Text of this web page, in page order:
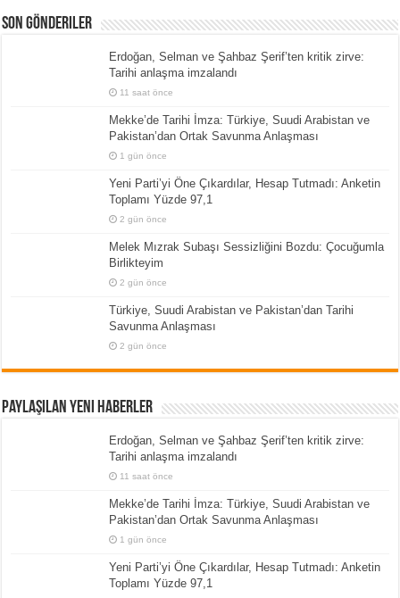
Son Gönderiler
Erdoğan, Selman ve Şahbaz Şerif’ten kritik zirve:
Tarihi anlaşma imzalandı
11 saat önce
Mekke’de Tarihi İmza: Türkiye, Suudi Arabistan ve
Pakistan’dan Ortak Savunma Anlaşması
1 gün önce
Yeni Parti’yi Öne Çıkardılar, Hesap Tutmadı: Anketin
Toplamı Yüzde 97,1
2 gün önce
Melek Mızrak Subaşı Sessizliğini Bozdu: Çocuğumla
Birlikteyim
2 gün önce
Türkiye, Suudi Arabistan ve Pakistan’dan Tarihi
Savunma Anlaşması
2 gün önce
Paylaşılan Yeni Haberler
Erdoğan, Selman ve Şahbaz Şerif’ten kritik zirve:
Tarihi anlaşma imzalandı
11 saat önce
Mekke’de Tarihi İmza: Türkiye, Suudi Arabistan ve
Pakistan’dan Ortak Savunma Anlaşması
1 gün önce
Yeni Parti’yi Öne Çıkardılar, Hesap Tutmadı: Anketin
Toplamı Yüzde 97,1